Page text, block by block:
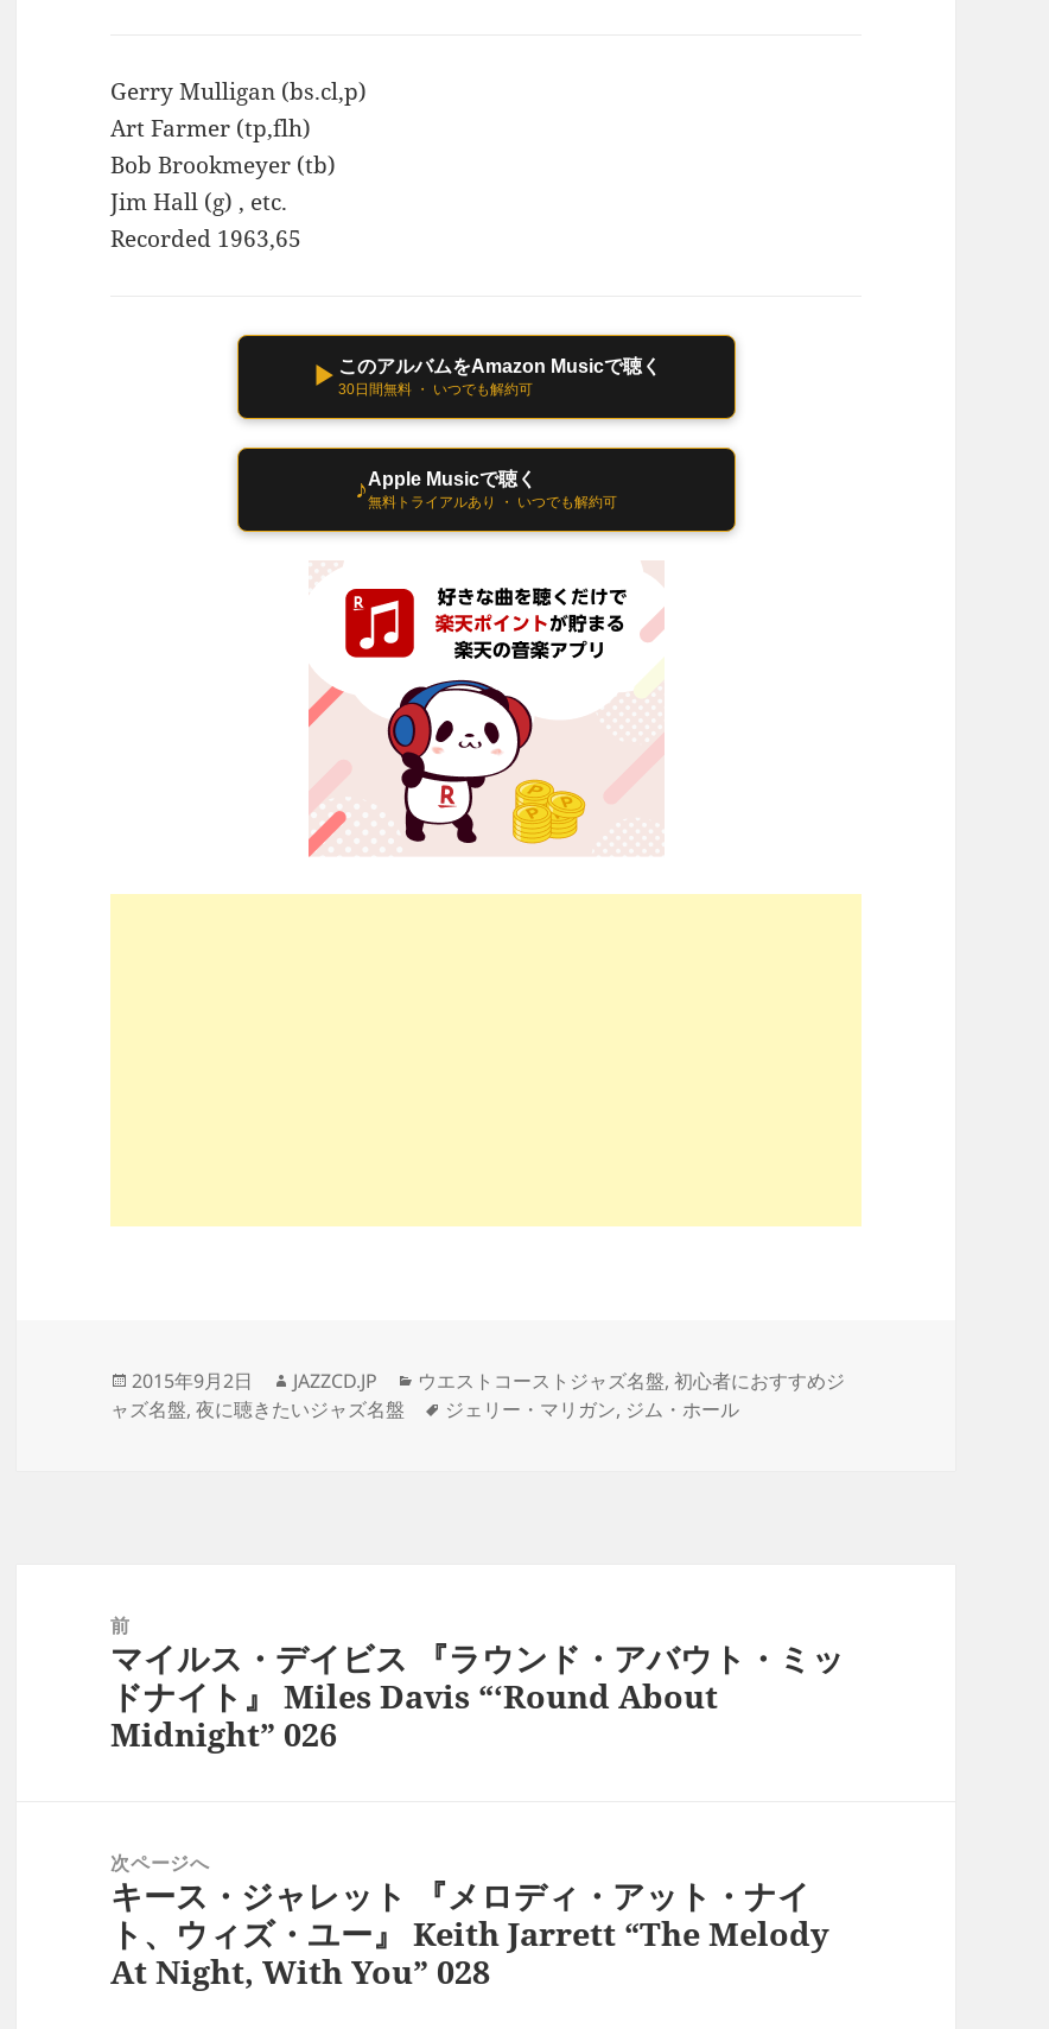
Gerry Mulligan (bs.cl,p)
Art Farmer (tp,flh)
Bob Brookmeyer (tb)
Jim Hall (g) , etc.
Recorded 1963,65
▶ このアルバムをAmazon Musicで聴く
30日間無料 ・ いつでも解約可
♪Apple Musicで聴く
無料トライアルあり ・ いつでも解約可
投
稿
2015年9月2日
作
成
JAZZCD.JP
カ
テ
ウエストコーストジャズ名盤,初心者におすすめジ
ャズ名盤,夜に聴きたいジャズ名盤
タ
ジェリー・マリガン, ジム・ホール
前
前
の
投
マイルス・デイビス 『ラウンド・アバウト・ミッ
ドナイト』 Miles Davis “‘Round About
Midnight” 026
次ページへ
次
の
投
キース・ジャレット 『メロディ・アット・ナイ
ト、ウィズ・ユー』 Keith Jarrett “The Melody
At Night, With You” 028